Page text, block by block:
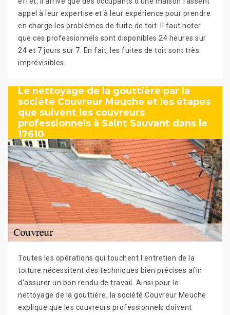
appel à leur expertise et à leur expérience pour prendre
en charge les problèmes de fuite de toit. Il faut noter
que ces professionnels sont disponibles 24 heures sur
24 et 7 jours sur 7. En fait, les fuites de toit sont très
imprévisibles.
Le nettoyage de la gouttière par la
société Couvreur Meuche et les étapes
que suivent les couvreurs
professionnels à Saint Sauvant dans le
17610
Toutes les opérations qui touchent l'entretien de la
toiture nécessitent des techniques bien précises afin
d'assurer un bon rendu de travail. Ainsi pour le
nettoyage de la gouttière, la société Couvreur Meuche
explique que les couvreurs professionnels doivent